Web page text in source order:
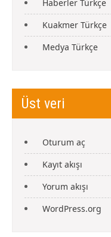
Haberler Türkçe
Kuakmer Türkçe
Medya Türkçe
Üst veri
Oturum aç
Kayıt akışı
Yorum akışı
WordPress.org